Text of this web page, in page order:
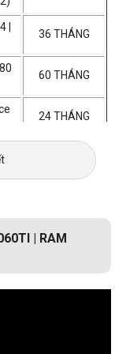
|
36 THÁNG
60 THÁNG
24 THÁNG
12 THÁNG
| RAM